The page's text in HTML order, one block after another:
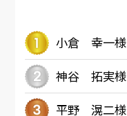
小倉 幸一様
神谷 拓実様
平野 滉二様